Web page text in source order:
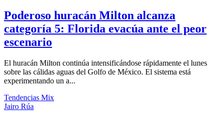
Poderoso huracán Milton alcanza
categoría 5: Florida evacúa ante el peor
escenario
El huracán Milton continúa intensificándose rápidamente el lunes
sobre las cálidas aguas del Golfo de México. El sistema está
experimentando un a...
Tendencias Mix
Jairo Rúa